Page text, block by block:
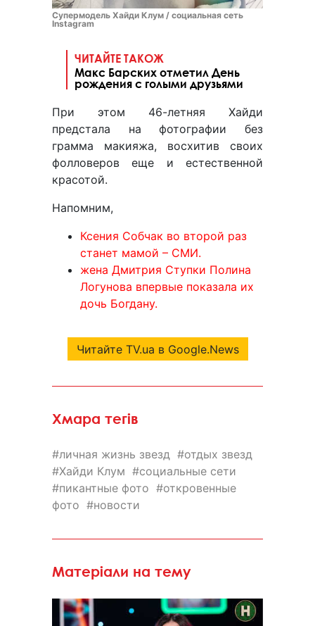
Супермодель Хайди Клум / социальная сеть
Instagram
ЧИТАЙТЕ ТАКОЖ
Макс Барских отметил День
рождения с голыми друзьями
При этом 46-летняя Хайди
предстала на фотографии без
грамма макияжа, восхитив своих
фолловеров еще и естественной
красотой.
Напомним,
Ксения Собчак во второй раз
станет мамой – СМИ.
жена Дмитрия Ступки Полина
Логунова впервые показала их
дочь Богдану.
Читайте TV.ua в Google.News
Хмара тегів
личная жизнь звезд
отдых звезд
Хайди Клум
социальные сети
пикантные фото
откровенные
фото
новости
Матеріали на тему